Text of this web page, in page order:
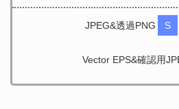
JPEG&透過PNG S
Vector EPS&確認用